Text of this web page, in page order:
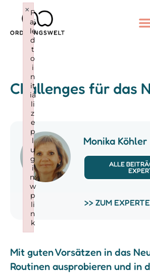
Challenges für das
Monika Köhler
ALLE
>> ZUM
Mit guten Vorsätzen in das
Routinen ausprobieren und in
F
ai
le
d
t
o
i
n
it
ia
li
z
e
p
l
u
g
i
n:
w
p
li
n
k
×
Failed to initialize plugin: wplink